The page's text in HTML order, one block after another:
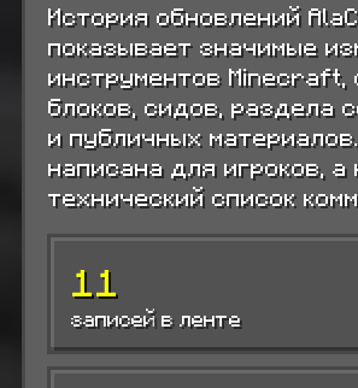
История обновлений
показывает значимые
инструментов Minecraft,
блоков, сидов, раздела
и публичных
написана для игроков, а
технический список
11
записей в ленте